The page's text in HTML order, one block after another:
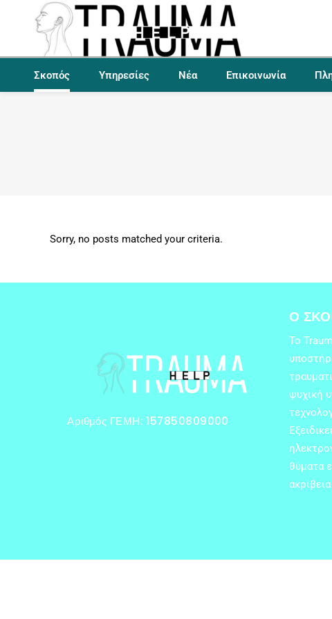
Σκοπός Υπηρεσίες Νέα Επικοινωνία
Sorry, no posts matched your criteria.
Αριθμός ΓΕΜΗ: 157850809000
Ο
Το
ψυχική
θύματα